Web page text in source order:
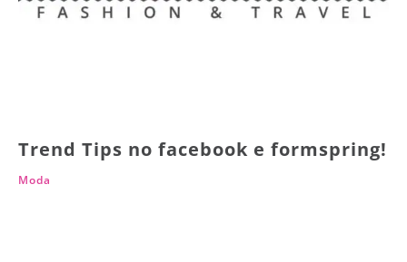
Trend Tips no facebook e formspring!
Moda